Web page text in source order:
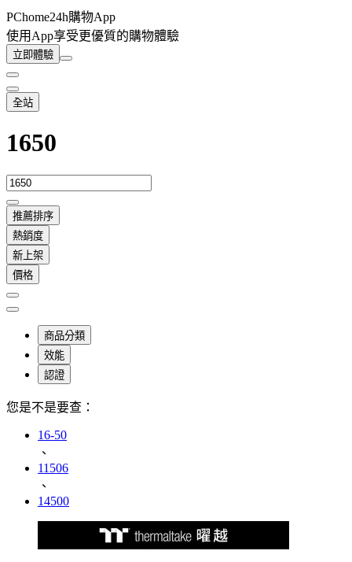
PChome24h購物App
使用App享受更優質的購物體驗
立即體驗
全站
1650
推薦排序
熱銷度
新上架
價格
商品分類
效能
認證
您是不是要查：
16-50
、
11506
、
14500